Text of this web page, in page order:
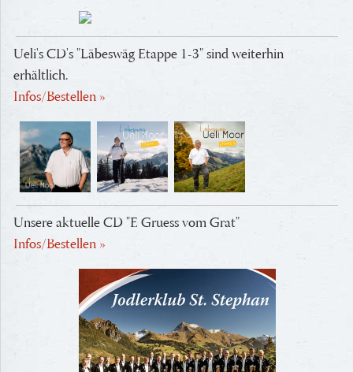
Ueli's CD's "Läbeswäg Etappe 1-3" sind weiterhin
erhältlich.
Infos/Bestellen »
Unsere aktuelle CD "E Gruess vom Grat"
Infos/Bestellen »